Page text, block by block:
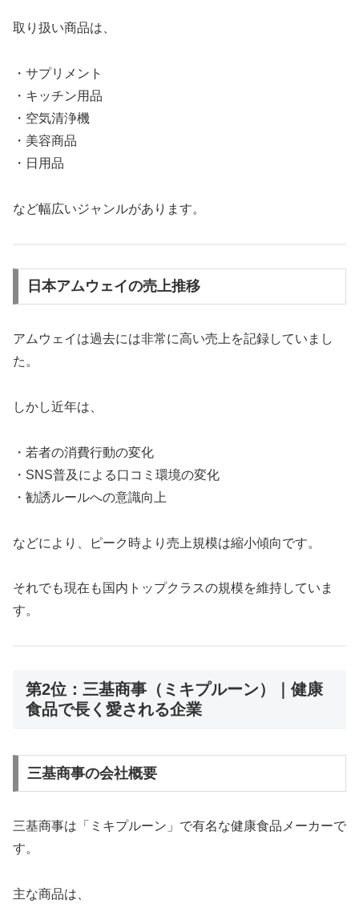
取り扱い商品は、
・サプリメント
・キッチン用品
・空気清浄機
・美容商品
・日用品
など幅広いジャンルがあります。
日本アムウェイの売上推移
アムウェイは過去には非常に高い売上を記録していまし
た。
しかし近年は、
・若者の消費行動の変化
・SNS普及による口コミ環境の変化
・勧誘ルールへの意識向上
などにより、ピーク時より売上規模は縮小傾向です。
それでも現在も国内トップクラスの規模を維持していま
す。
第2位：三基商事（ミキプルーン）｜健康
食品で長く愛される企業
三基商事の会社概要
三基商事は「ミキプルーン」で有名な健康食品メーカーで
す。
主な商品は、